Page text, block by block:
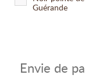
Guérande
Envie de